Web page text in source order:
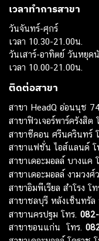
เวลาทำการสาขา
วันจันทร์-ศุกร์
เวลา 10.30-21.00น.
วันเสาร์-อาทิตย์ วันหยุด
เวลา 10.00-21.00น.
ติดต่อสาขา
สาขา HeadQ อ่อนนุช
สาขาฟิวเจอร์พาร์ครังสิต
สาขาซีคอน ศรีนครินทร์
สาขาแฟชั่น ไอส์แลนด์ โ
สาขาเดอะมอลล์ บางแค
สาขาเดอะมอลล์ งามวงศ์
สาขาอิมพีเรียล สำโรง โท
สาขาชลบุรี หลังเซ็นทรัล
สาขานครปฐม โทร.
สาขาขอนแก่น โทร.